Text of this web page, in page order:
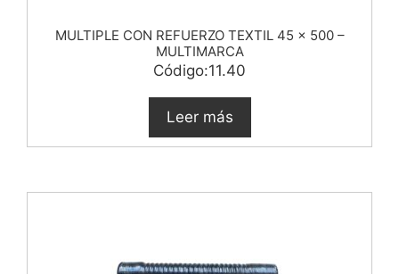
MULTIPLE CON REFUERZO TEXTIL 45 x 500 –
MULTIMARCA
Código:11.40
Leer más